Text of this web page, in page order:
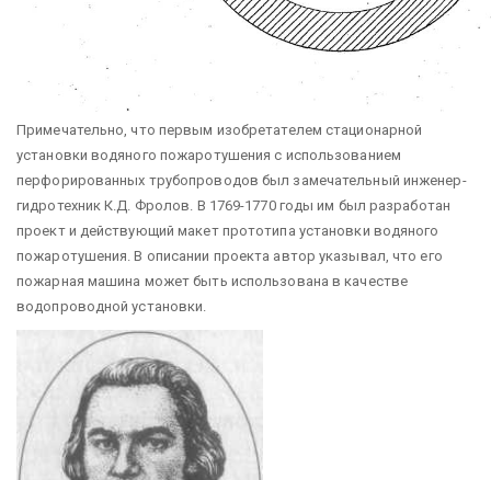
Примечательно, что первым изобретателем стационарной
установки водяного пожаротушения с использованием
перфорированных трубопроводов был замечательный инженер-
гидротехник К.Д. Фролов. В 1769-1770 годы им был разработан
проект и действующий макет прототипа установки водяного
пожаротушения. В описании проекта автор указывал, что его
пожарная машина может быть использована в качестве
водопроводной установки.